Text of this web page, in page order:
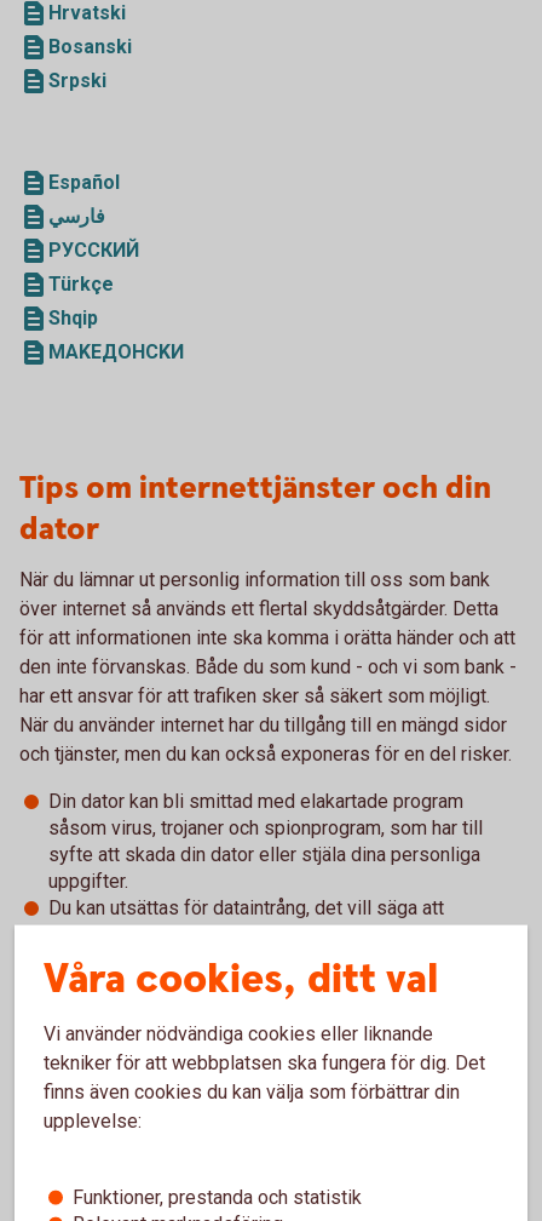
Hrvatski
Bosanski
Srpski
Español
فارسي
PУCCКИЙ
Türkçe
Shqip
ΜΑΚΕДOHCKИ
Tips om internettjänster och din
dator
När du lämnar ut personlig information till oss som bank
över internet så används ett flertal skyddsåtgärder. Detta
för att informationen inte ska komma i orätta händer och att
den inte förvanskas. Både du som kund - och vi som bank -
har ett ansvar för att trafiken sker så säkert som möjligt.
När du använder internet har du tillgång till en mängd sidor
och tjänster, men du kan också exponeras för en del risker.
Din dator kan bli smittad med elakartade program
såsom virus, trojaner och spionprogram, som har till
syfte att skada din dator eller stjäla dina personliga
uppgifter.
Du kan utsättas för dataintrång, det vill säga att
hamnar på falska internetplatser. Se till att vidta de
åtgärder som behövs för att minska dessa risker.
öppna inte öppna e-post eller bifogade filer som du är
osäker på. Vi, och andra banker, ber dig aldrig lämna ut
vare sig kontouppgifter, koder eller att uppdatera eller
ladda ner program via e-post.
Våra cookies, ditt val
Vi använder nödvändiga cookies eller liknande
tekniker för att webbplatsen ska fungera för dig. Det
finns även cookies du kan välja som förbättrar din
upplevelse:
Funktioner, prestanda och statistik